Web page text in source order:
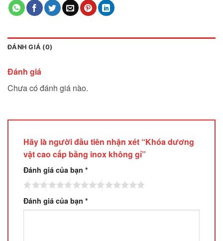
ĐÁNH GIÁ (0)
Đánh giá
Chưa có đánh giá nào.
Hãy là người đầu tiên nhận xét “Khóa dương
vật cao cấp bằng inox không gỉ”
Đánh giá của bạn *
Đánh giá của bạn *